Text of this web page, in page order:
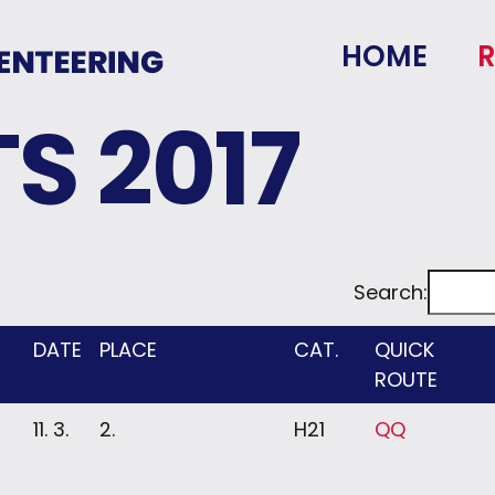
HOME
2017
Search:
DATE PLACE CAT.
QUICK
ROUTE
11. 3.
2. H21 QQ